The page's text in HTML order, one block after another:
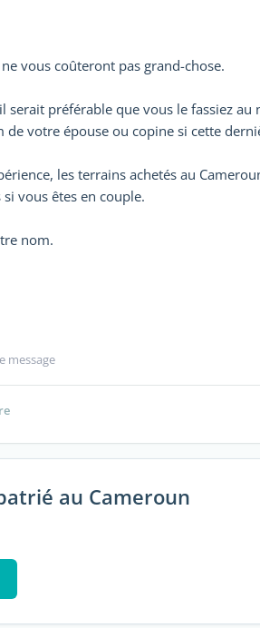
vous coûteront pas grand-chose.
serait préférable que vous le fassiez
votre épouse ou copine si cette
les terrains achetés au
vous êtes en couple.
nom.
message
au Cameroun